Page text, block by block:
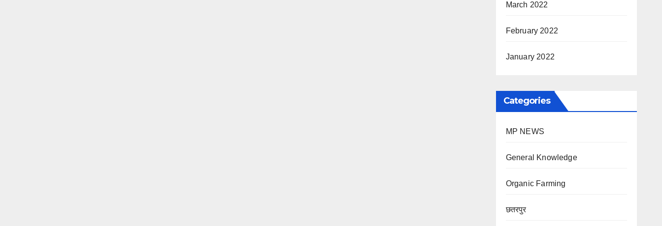
March 2022
February 2022
January 2022
Categories
MP NEWS
General Knowledge
Organic Farming
छतरपुर